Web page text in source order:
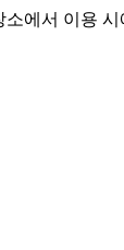
에서 이용